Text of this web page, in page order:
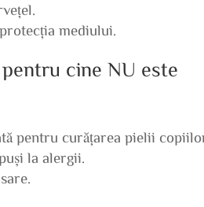
mediului.
cine NU este
pentru curățarea pielii
la alergii.